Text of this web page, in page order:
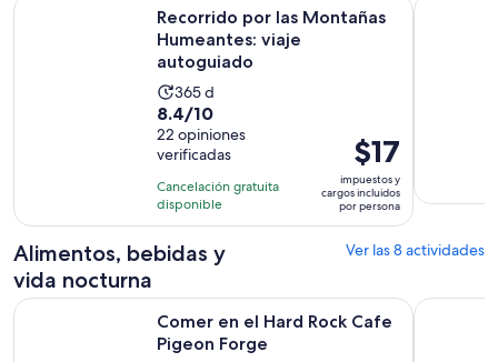
Recorrido por las Montañas
Humeantes: viaje
autoguiado
La
actividad
dura
365
días
365 d
8.4
de
10
con
22
opiniones
8.4/10
22 opiniones
verificadas
Cancelación gratuita
disponible
El
precio
es
de
por
$17
impuestos y
cargos incluidos
por persona
Alimentos, bebidas y
vida nocturna
Ver las 8 actividades
Comer en el Hard Rock Cafe
Pigeon Forge
Comer en el Hard Rock Cafe Pigeon Forge Se abrirá en una
Pigeon